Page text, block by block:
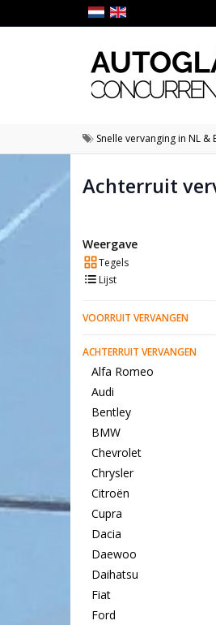
Snelle vervanging in NL
Achterruit
Weergave
Tegels
Lijst
VOORRUIT VERVANGEN
ACHTERRUIT VERVANGEN
Alfa Romeo
Audi
Bentley
BMW
Chevrolet
Chrysler
Citroën
Cupra
Dacia
Daewoo
Daihatsu
Fiat
Ford